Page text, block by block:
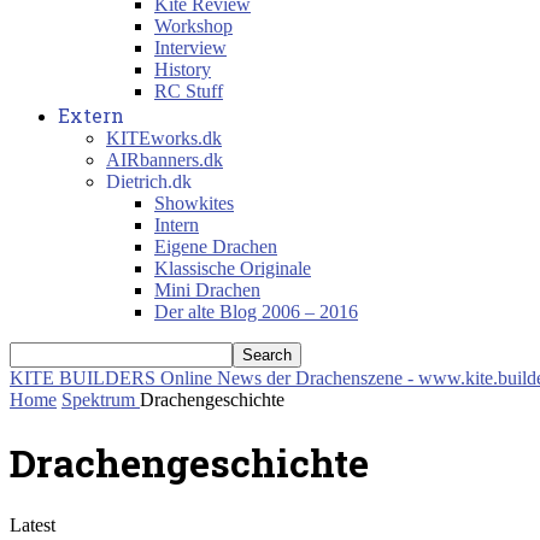
Kite Review
Workshop
Interview
History
RC Stuff
Extern
KITEworks.dk
AIRbanners.dk
Dietrich.dk
Showkites
Intern
Eigene Drachen
Klassische Originale
Mini Drachen
Der alte Blog 2006 – 2016
KITE BUILDERS Online News der Drachenszene -
Home Spektrum Drachengeschichte
Drachengeschichte
Latest